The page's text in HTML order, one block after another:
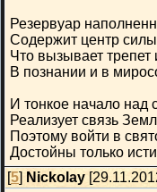
Резервуар
Содержит центр
Что вызывает трепет
В познании и в
И тонкое начало над
Реализует связь
Поэтому войти в
Достойны только
[5] Nickolay